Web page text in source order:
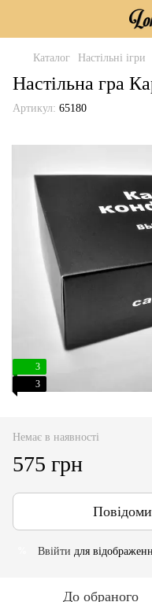
Каталог Настільні ігри
Настільна гра
Артикул: 65180
3
3
Немає в наявності
575 грн
Ввійти для
До обраного